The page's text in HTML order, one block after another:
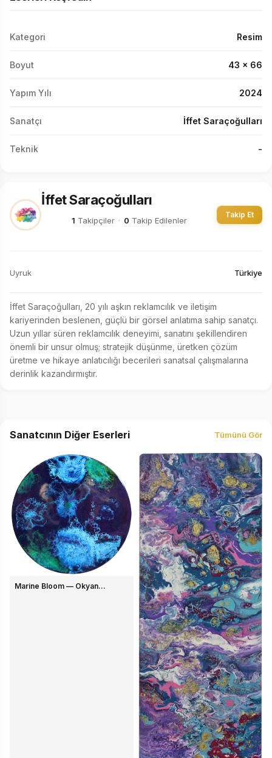
Kategori Resim
Boyut 43 x 66
Yapım Yılı 2024
Sanatçı İffet Saraçoğulları
Teknik -
İffet Saraçoğulları
1 Takipçiler · 0 Takip Edilenler
Takip Et
Uyruk Türkiye
İffet Saraçoğulları, 20 yılı aşkın reklamcılık ve iletişim
kariyerinden beslenen, güçlü bir görsel anlatıma sahip sanatçı.
Uzun yıllar süren reklamcılık deneyimi, sanatını şekillendiren
önemli bir unsur olmuş; stratejik düşünme, üretken çözüm
üretme ve hikaye anlatıcılığı becerileri sanatsal çalışmalarına
derinlik kazandırmıştır.
Sanatcının Diğer Eserleri Tümünü Gör
Marine Bloom — Okyan...